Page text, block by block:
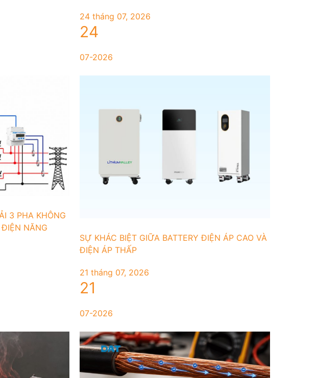
24 tháng 07, 2026
24
07-2026
3 PHA KHÔNG
NĂNG
SỰ KHÁC BIỆT GIỮA BATTERY ĐIỆN ÁP CAO VÀ
ĐIỆN ÁP THẤP
21 tháng 07, 2026
21
07-2026